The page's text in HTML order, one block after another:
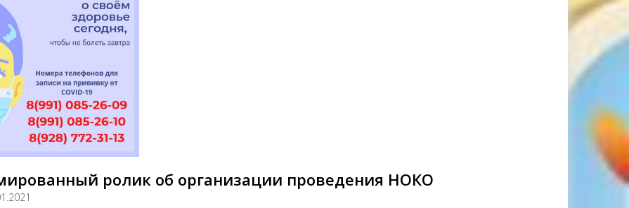
ролик об организации проведения НОКО